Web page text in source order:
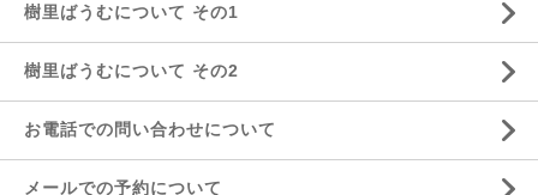
樹里ばうむについて その1
樹里ばうむについて その2
お電話での問い合わせについて
メールでの予約について